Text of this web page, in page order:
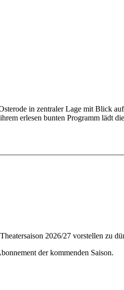
in zentraler Lage mit Blick
erlesen bunten Programm lädt
2026/27 vorstellen zu
der kommenden Saison.